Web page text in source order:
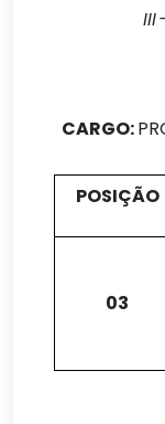
III
CARGO:
POSIÇÃO
03